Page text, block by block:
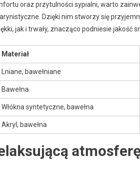
oraz przytulności sypialni, warto
Dzięki nim stworzy się
jak i trwały, znacząco podniesie jakość
Materiał
Lniane, bawełniane
Bawełna
Włókna syntetyczne, bawełna
Akryl, bawełna